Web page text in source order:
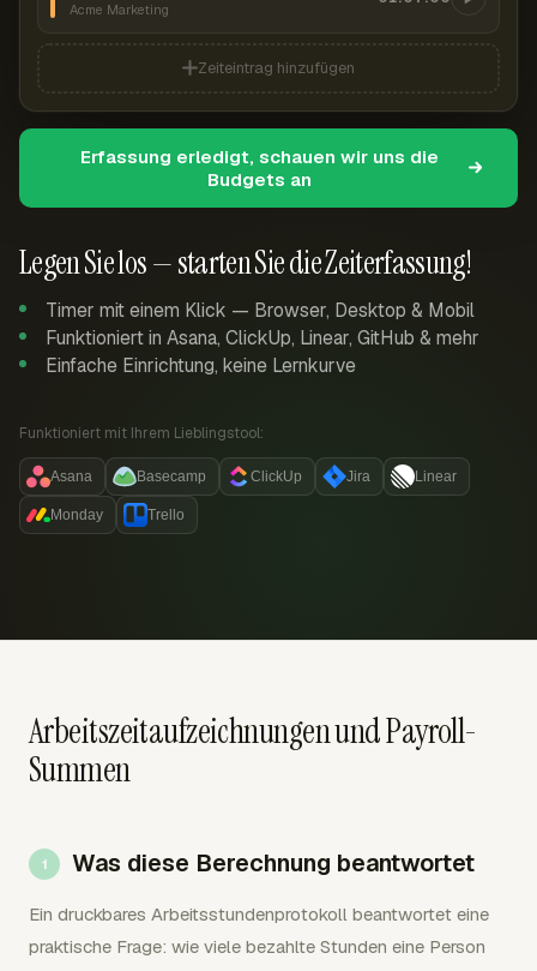
Legen Sie los — starten Sie die Zeiterfassung!
Timer mit einem Klick — Browser, Desktop & Mobil
Funktioniert in Asana, ClickUp, Linear, GitHub & mehr
Einfache Einrichtung, keine Lernkurve
Funktioniert mit Ihrem Lieblingstool:
Asana Basecamp ClickUp Jira Linear
Monday Trello
Acme Marketing
Zeiteintrag hinzufügen
Erfassung erledigt, schauen wir uns die
Budgets an
Arbeitszeitaufzeichnungen und Payroll-
Summen
Was diese Berechnung beantwortet
Ein druckbares Arbeitsstundenprotokoll beantwortet eine
praktische Frage: wie viele bezahlte Stunden eine Person